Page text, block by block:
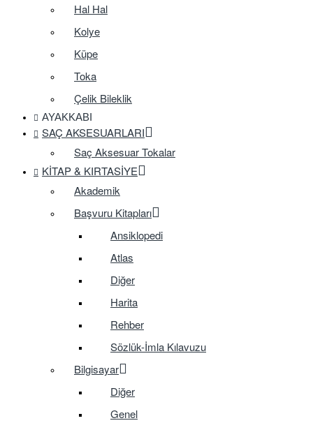
Hal Hal
Kolye
Küpe
Toka
Çelik Bileklik
AYAKKABI
SAÇ AKSESUARLARI
Saç Aksesuar Tokalar
KITAP & KIRTASIYE
Akademik
Başvuru Kitapları
Ansiklopedi
Atlas
Diğer
Harita
Rehber
Sözlük-İmla Kılavuzu
Bilgisayar
Diğer
Genel